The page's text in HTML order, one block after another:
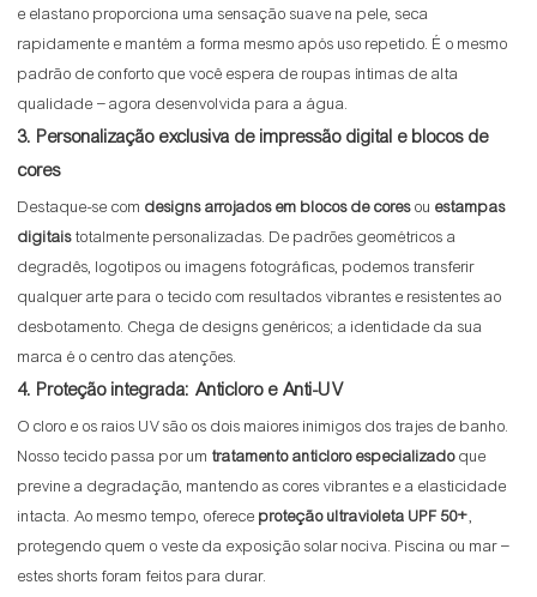
e elastano proporciona uma sensação suave na pele, seca
rapidamente e mantém a forma mesmo após uso repetido. É o mesmo
padrão de conforto que você espera de roupas íntimas de alta
qualidade – agora desenvolvida para a água.
3. Personalização exclusiva de impressão digital e blocos de
cores
Destaque-se com designs arrojados em blocos de coresou estampas
digitaistotalmente personalizadas. De padrões geométricos a
degradês, logotipos ou imagens fotográficas, podemos transferir
qualquer arte para o tecido com resultados vibrantes e resistentes ao
desbotamento. Chega de designs genéricos; a identidade da sua
marca é o centro das atenções.
4. Proteção integrada: Anticloro e Anti-UV
O cloro e os raios UV são os dois maiores inimigos dos trajes de banho.
Nosso tecido passa por um tratamento anticloro especializadoque
previne a degradação, mantendo as cores vibrantes e a elasticidade
intacta. Ao mesmo tempo, oferece proteção ultravioleta UPF 50+,
protegendo quem o veste da exposição solar nociva. Piscina ou mar –
estes shorts foram feitos para durar.